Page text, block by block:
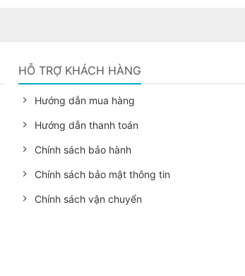
HỖ TRỢ KHÁCH HÀNG
Hướng dẫn mua hàng
Hướng dẫn thanh toán
Chính sách bảo hành
Chính sách bảo mật thông tin
Chính sách vận chuyển